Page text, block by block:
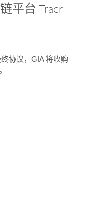
平台 Tracr
协议，GIA 将收购